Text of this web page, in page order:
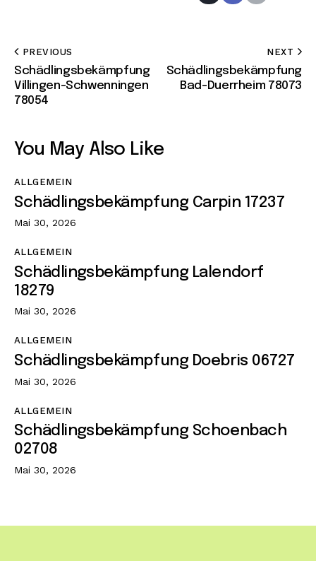
PREVIOUS
Schädlingsbekämpfung
Villingen-Schwenningen
78054
NEXT
Schädlingsbekämpfung
Bad-Duerrheim 78073
You May Also Like
ALLGEMEIN
Schädlingsbekämpfung Carpin 17237
Mai 30, 2026
ALLGEMEIN
Schädlingsbekämpfung Lalendorf
18279
Mai 30, 2026
ALLGEMEIN
Schädlingsbekämpfung Doebris 06727
Mai 30, 2026
ALLGEMEIN
Schädlingsbekämpfung Schoenbach
02708
Mai 30, 2026